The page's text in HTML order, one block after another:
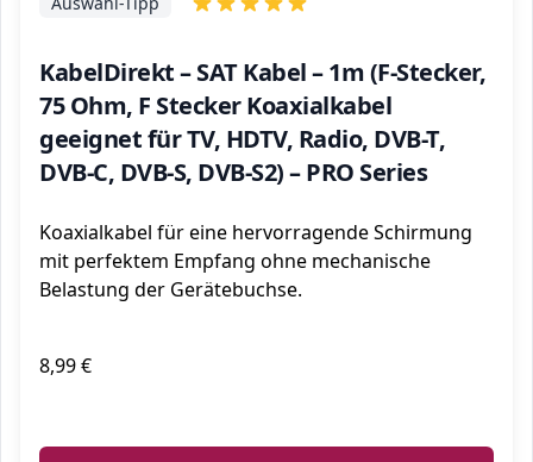
KabelDirekt – SAT Kabel – 1m (F-Stecker,
75 Ohm, F Stecker Koaxialkabel
geeignet für TV, HDTV, Radio, DVB-T,
DVB-C, DVB-S, DVB-S2) – PRO Series
Koaxialkabel für eine hervorragende Schirmung
mit perfektem Empfang ohne mechanische
Belastung der Gerätebuchse.
8,99 €